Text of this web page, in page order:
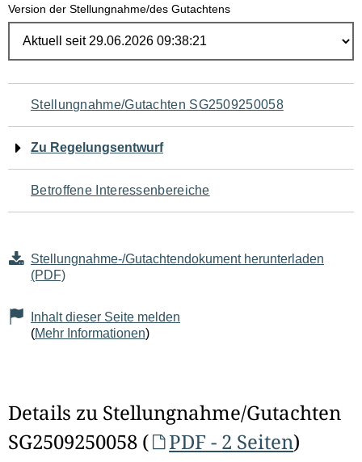
Version der Stellungnahme/des Gutachtens
Navigation
für
den
Seiteninhalt
Stellungnahme/Gutachten SG2509250058
Zu Regelungsentwurf
Betroffene Interessenbereiche
Stellungnahme-/Gutachtendokument herunterladen
(PDF)
Inhalt dieser Seite melden
(Mehr Informationen)
Details zu Stellungnahme/Gutachten
SG2509250058 (
PDF - 2 Seiten)